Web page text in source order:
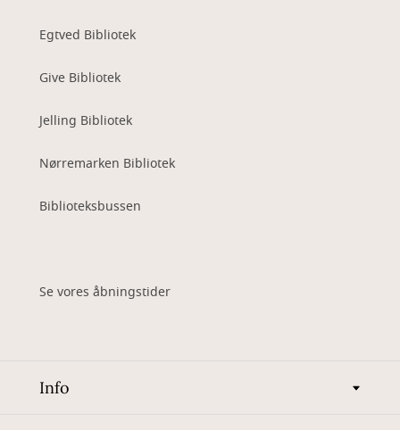
Egtved Bibliotek
Give Bibliotek
Jelling Bibliotek
Nørremarken Bibliotek
Biblioteksbussen
Se vores åbningstider
Info